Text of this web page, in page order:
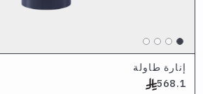
إنارة طاولة
568.1